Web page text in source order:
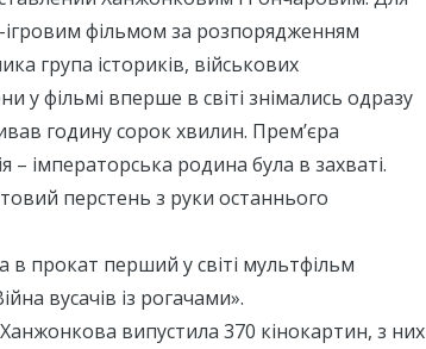
фільмом за розпорядженням
група істориків, військових
у фільмі вперше в світі знімались одразу
годину сорок хвилин. Прем’єра
– імператорська родина була в захваті.
перстень з руки останнього
в прокат перший у світі мультфільм
вусачів із рогачами».
випустила 370 кінокартин, з них